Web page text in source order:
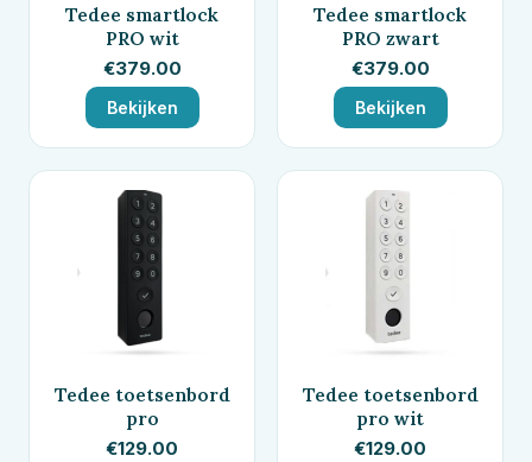
Tedee smartlock
PRO wit
€379.00
Bekijken
Tedee smartlock
PRO zwart
€379.00
Bekijken
Tedee toetsenbord
pro
€129.00
Tedee toetsenbord
pro wit
€129.00